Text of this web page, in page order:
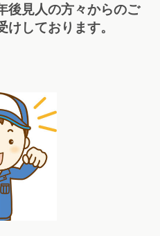
後見人の方々からのご
しております。